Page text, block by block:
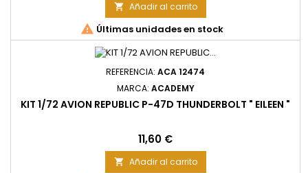
 Añadir al carrito
 Últimas unidades en stock
REFERENCIA: ACA 12474
MARCA: ACADEMY
KIT 1/72 AVION REPUBLIC P-47D THUNDERBOLT " EILEEN "
Precio
11,60 €
 Añadir al carrito